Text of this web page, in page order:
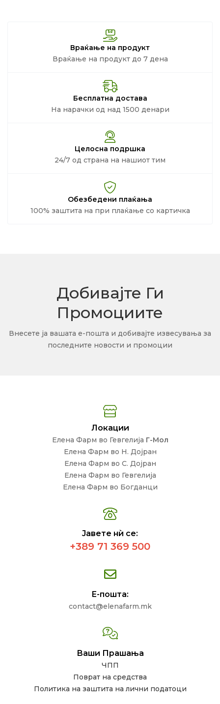
Враќање на продукт
Враќање на продукт до 7 дена
Бесплатна достава
На нарачки од над 1500 денари
Целосна подршка
24/7 од страна на нашиот тим
Обезбедени плаќања
100% заштита на при плаќање со картичка
Добивајте Ги
Промоциите
Внесете ја вашата е-пошта и добивајте извесувања за
последните новости и промоции
Локации
Елена Фарм во Гевгелија Г-Мол
Елена Фарм во Н. Дојран
Елена Фарм во С. Дојран
Елена Фарм во Гевгелија
Елена Фарм во Богданци
Јавете нѝ се:
+389 71 369 500
Е-пошта:
contact@elenafarm.mk
Ваши Прашања
ЧПП
Поврат на средства
Политика на заштита на лични податоци